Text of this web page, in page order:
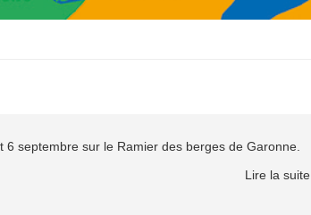
septembre sur le Ramier des berges de Garonne.
Lire la suite